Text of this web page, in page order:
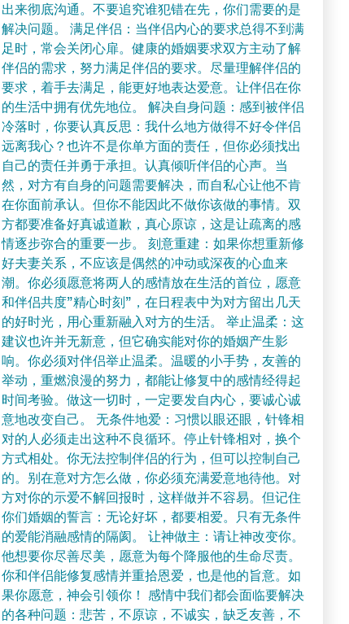
出来彻底沟通。不要追究谁犯错在先，你们需要的是
解决问题。 满足伴侣：当伴侣内心的要求总得不到满
足时，常会关闭心扉。健康的婚姻要求双方主动了解
伴侣的需求，努力满足伴侣的要求。尽量理解伴侣的
要求，着手去满足，能更好地表达爱意。让伴侣在你
的生活中拥有优先地位。 解决自身问题：感到被伴侣
冷落时，你要认真反思：我什么地方做得不好令伴侣
远离我心？也许不是你单方面的责任，但你必须找出
自己的责任并勇于承担。认真倾听伴侣的心声。当
然，对方有自身的问题需要解决，而自私心让他不肯
在你面前承认。但你不能因此不做你该做的事情。双
方都要准备好真诚道歉，真心原谅，这是让疏离的感
情逐步弥合的重要一步。 刻意重建：如果你想重新修
好夫妻关系，不应该是偶然的冲动或深夜的心血来
潮。你必须愿意将两人的感情放在生活的首位，愿意
和伴侣共度”精心时刻”，在日程表中为对方留出几天
的好时光，用心重新融入对方的生活。 举止温柔：这
建议也许并无新意，但它确实能对你的婚姻产生影
响。你必须对伴侣举止温柔。温暖的小手势，友善的
举动，重燃浪漫的努力，都能让修复中的感情经得起
时间考验。做这一切时，一定要发自内心，要诚心诚
意地改变自己。 无条件地爱：习惯以眼还眼，针锋相
对的人必须走出这种不良循环。停止针锋相对，换个
方式相处。你无法控制伴侣的行为，但可以控制自己
的。别在意对方怎么做，你必须充满爱意地待他。对
方对你的示爱不解回报时，这样做并不容易。但记住
你们婚姻的誓言：无论好坏，都要相爱。只有无条件
的爱能消融感情的隔阂。 让神做主：请让神改变你。
他想要你尽善尽美，愿意为每个降服他的生命尽责。
你和伴侣能修复感情并重拾恩爱，也是他的旨意。如
果你愿意，神会引领你！ 感情中我们都会面临要解决
的各种问题：悲苦，不原谅，不诚实，缺乏友善，不